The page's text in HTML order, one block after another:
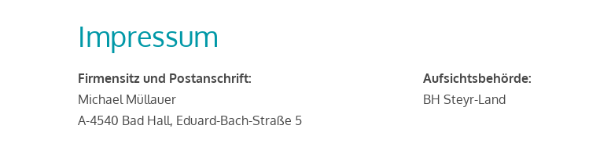
Impressum
Firmensitz und Postanschrift:
Michael Müllauer
A-4540 Bad Hall, Eduard-Bach-Straße 5
Aufsichtsbehörde:
BH Steyr-Land